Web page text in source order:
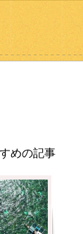
めの記事